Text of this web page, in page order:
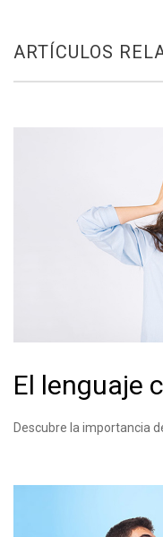
ARTÍCULOS
El lenguaje
Descubre la importancia